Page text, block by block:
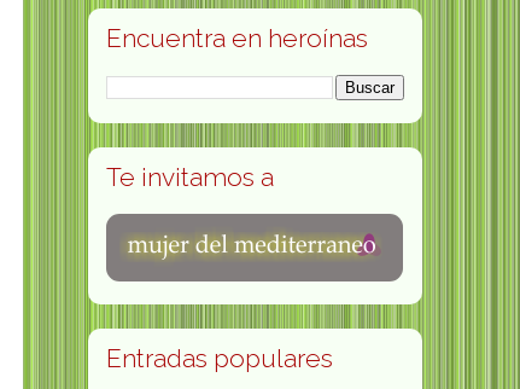
Encuentra en heroínas
Te invitamos a
Entradas populares